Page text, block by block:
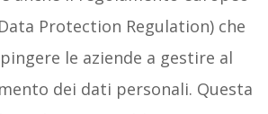
Protection Regulation) che
le aziende a gestire al
dei dati personali. Questa